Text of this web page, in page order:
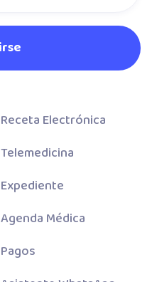
Receta Electrónica
Telemedicina
Expediente
Agenda Médica
Pagos